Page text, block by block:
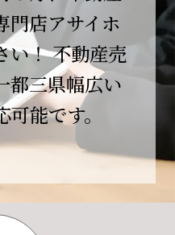
ができましたの
ているお客様、お
引先の皆様、そして
係者の皆様のおか
申し上げます。
のご縁と学びをい
ます。
過点にすぎません。
す。
門店アサイホ
い！ 不動産売
都三県幅広い
能です。